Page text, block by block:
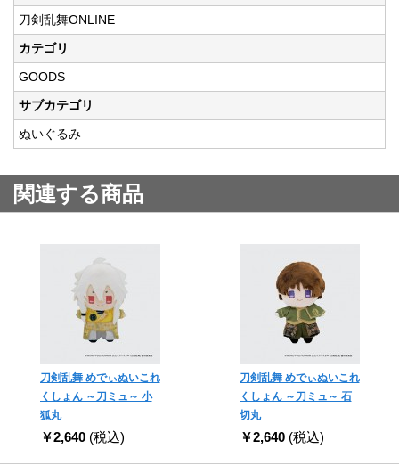
刀剣乱舞ONLINE
カテゴリ
GOODS
サブカテゴリ
ぬいぐるみ
関連する商品
刀剣乱舞 めでぃぬいこれ
くしょん ～刀ミュ～ 小
狐丸
￥2,640 (税込)
刀剣乱舞 めでぃぬいこれ
くしょん ～刀ミュ～ 石
切丸
￥2,640 (税込)